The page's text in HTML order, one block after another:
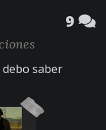
9
saber